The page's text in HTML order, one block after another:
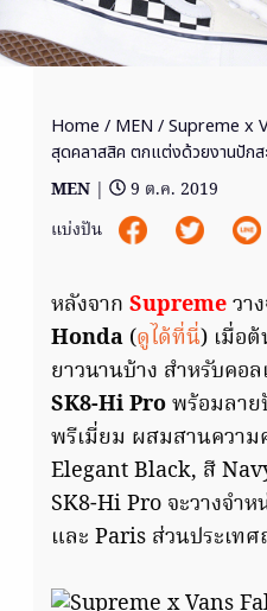
Home / MEN / Supreme x
สุดคลาสสิค ตกแต่งด้วยงานปักส
MEN |
9 ต.ค. 2019
แบ่งปัน
หลังจาก Supremeวา
Honda (ดูได้ที่นี่) เมื่อ
ยาวนานบ้าง สำหรับคอ
SK8-Hi Proพร้อมลาย
พรีเมี่ยม ผสมสานควา
Elegant Black, สี
SK8-Hi Pro จะวางจ
และ Paris ส่วนประเท